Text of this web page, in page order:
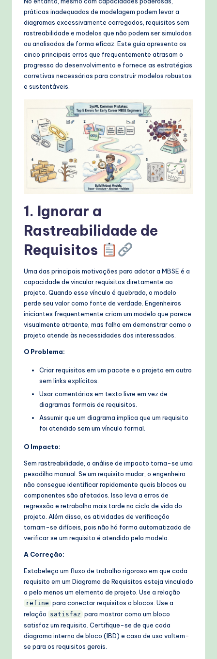
o
w
&
M
o
M
o
d
práticas inadequadas de modelagem podem levar a
diagramas excessivamente carregados, requisitos sem
rastreabilidade e modelos que não podem ser simulados
ou analisados de forma eficaz. Este guia apresenta os
cinco principais erros que frequentemente atrasam o
progresso do desenvolvimento e fornece as estratégias
corretivas necessárias para construir modelos robustos
e sustentáveis.
1. Ignorar a
Rastreabilidade de
Requisitos
Uma das principais motivações para adotar a MBSE é a
capacidade de vincular requisitos diretamente ao
projeto. Quando esse vínculo é quebrado, o modelo
perde seu valor como fonte de verdade. Engenheiros
iniciantes frequentemente criam um modelo que parece
visualmente atraente, mas falha em demonstrar como o
projeto atende às necessidades dos interessados.
O Problema:
Criar requisitos em um pacote e o projeto em outro
sem links explícitos.
Usar comentários em texto livre em vez de
diagramas formais de requisitos.
Assumir que um diagrama implica que um requisito
foi atendido sem um vínculo formal.
O Impacto:
Sem rastreabilidade, a análise de impacto torna-se uma
pesadilha manual. Se um requisito mudar, o engenheiro
não consegue identificar rapidamente quais blocos ou
componentes são afetados. Isso leva a erros de
regressão e retrabalho mais tarde no ciclo de vida do
projeto. Além disso, as atividades de verificação
tornam-se difíceis, pois não há forma automatizada de
verificar se um requisito é atendido pelo modelo.
A Correção:
Estabeleça um fluxo de trabalho rigoroso em que cada
requisito em um Diagrama de Requisitos esteja vinculado
a pelo menos um elemento de projeto. Use a relação
refine para conectar requisitos a blocos. Use a
relação satisfaz para mostrar como um bloco
satisfaz um requisito. Certifique-se de que cada
diagrama interno de bloco (IBD) e caso de uso voltem-
se para os requisitos gerais.